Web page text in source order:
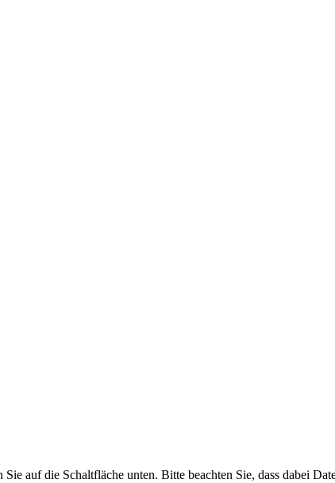
auf die Schaltfläche unten. Bitte beachten Sie, dass dabei